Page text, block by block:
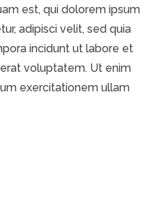
est, qui dolorem ipsum
adipisci velit, sed quia
incidunt ut labore et
voluptatem. Ut enim
exercitationem ullam